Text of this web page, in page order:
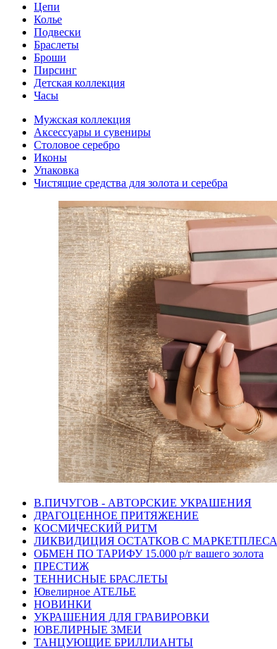
Цепи
Колье
Подвески
Браслеты
Броши
Пирсинг
Детская коллекция
Часы
Мужская коллекция
Аксессуары и сувениры
Столовое серебро
Иконы
Упаковка
Чистящие средства для золота и серебра
В.ПИЧУГОВ - АВТОРСКИЕ УКРАШЕНИЯ
ДРАГОЦЕННОЕ ПРИТЯЖЕНИЕ
КОСМИЧЕСКИЙ РИТМ
ЛИКВИДИЦИЯ ОСТАТКОВ С МАРКЕТПЛЕСА
ОБМЕН ПО ТАРИФУ 15.000 р/г вашего золота
ПРЕСТИЖ
ТЕННИСНЫЕ БРАСЛЕТЫ
Ювелирное АТЕЛЬЕ
НОВИНКИ
УКРАШЕНИЯ ДЛЯ ГРАВИРОВКИ
ЮВЕЛИРНЫЕ ЗМЕИ
ТАНЦУЮЩИЕ БРИЛЛИАНТЫ